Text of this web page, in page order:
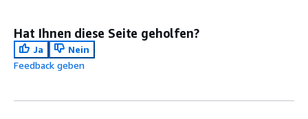
Hat Ihnen diese Seite geholfen?
Ja
Nein
Feedback geben